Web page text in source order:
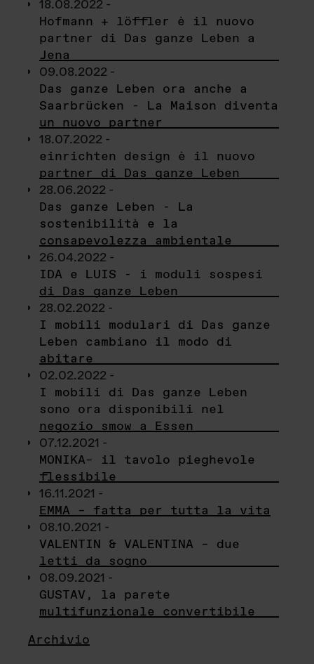
18.08.2022 -
Hofmann + löffler è il nuovo
partner di Das ganze Leben a
Jena
09.08.2022 -
Das ganze Leben ora anche a
Saarbrücken - La Maison diventa
un nuovo partner
18.07.2022 -
einrichten design è il nuovo
partner di Das ganze Leben
28.06.2022 -
Das ganze Leben - La
sostenibilità e la
consapevolezza ambientale
26.04.2022 -
IDA e LUIS - i moduli sospesi
di Das ganze Leben
28.02.2022 -
I mobili modulari di Das ganze
Leben cambiano il modo di
abitare
02.02.2022 -
I mobili di Das ganze Leben
sono ora disponibili nel
negozio smow a Essen
07.12.2021 -
MONIKA– il tavolo pieghevole
flessibile
16.11.2021 -
EMMA – fatta per tutta la vita
08.10.2021 -
VALENTIN & VALENTINA – due
letti da sogno
08.09.2021 -
GUSTAV, la parete
multifunzionale convertibile
Archivio